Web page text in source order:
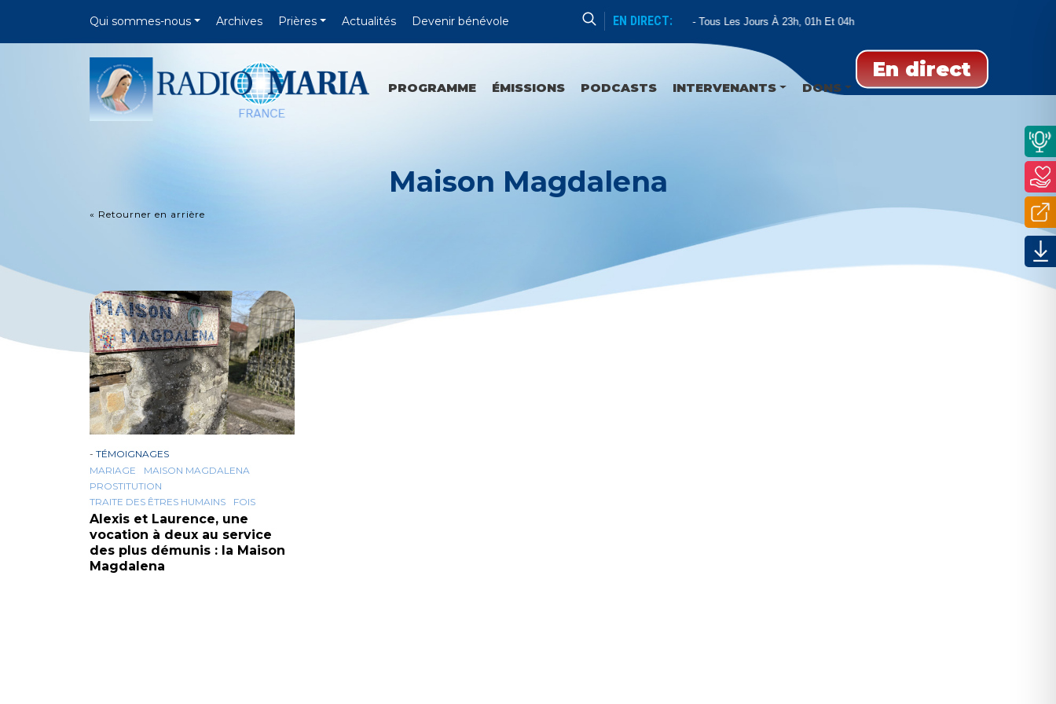
Qui sommes-nous Archives Prières Actualités Devenir bénévole EN DIRECT:
Enseignement Tous Les Jours À 23h, 01h Et 04h
En direct
PROGRAMME ÉMISSIONS PODCASTS INTERVENANTS DONS
Maison Magdalena
« Retourner en arrière
- TÉMOIGNAGES
MARIAGE
MAISON MAGDALENA
PROSTITUTION
TRAITE DES ÊTRES HUMAINS
FOIS
Alexis et Laurence, une
vocation à deux au service
des plus démunis : la Maison
Magdalena